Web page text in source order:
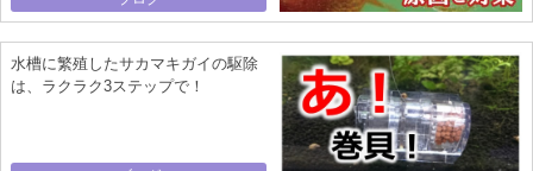
水槽に繁殖したサカマキガイの駆除
は、ラクラク3ステップで！